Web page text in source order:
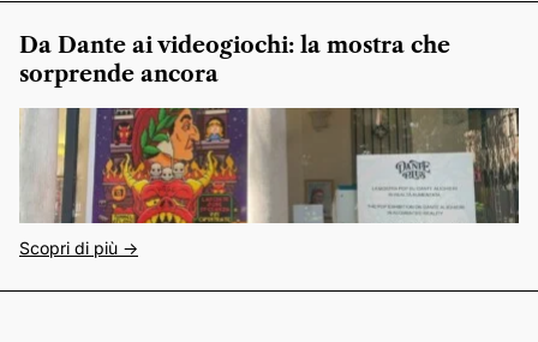
Da Dante ai videogiochi: la mostra che
sorprende ancora
Scopri di più ->